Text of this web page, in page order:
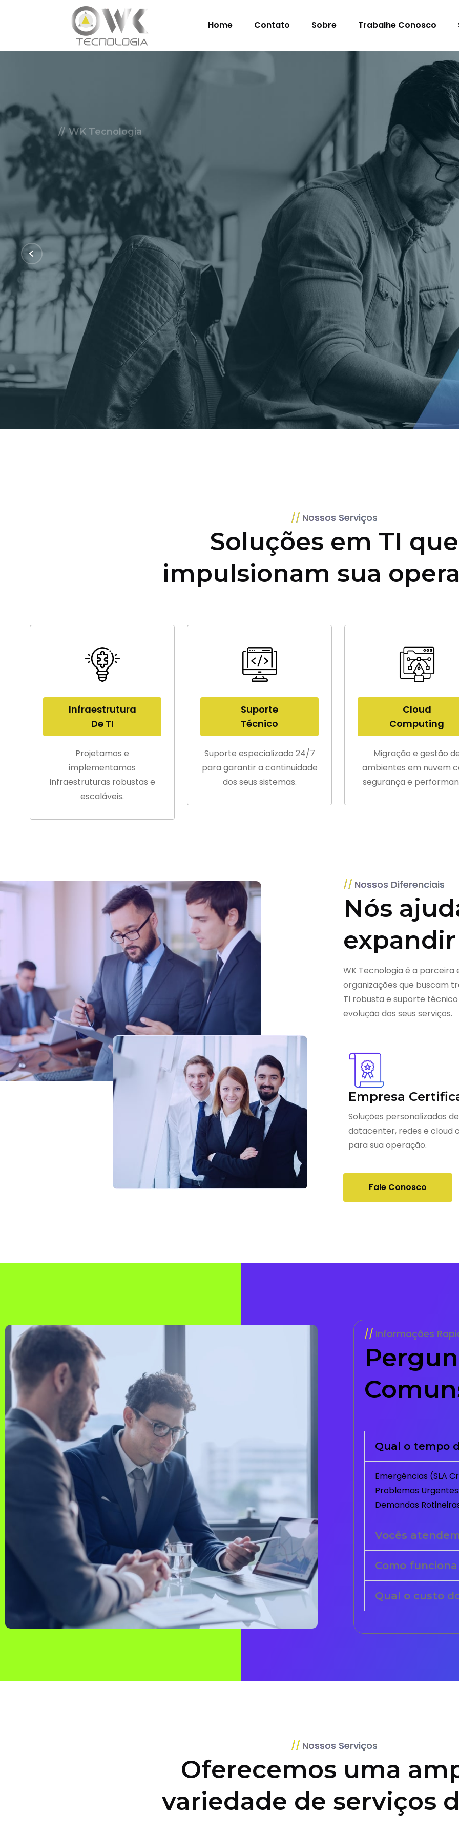
Home Contato Sobre Trabalhe Conosco
WK Tecnologia
Soluções Para
Nuvem.
Certificações: AWS Partner, Microsoft Gold
Fale Conosco
Nossos Serviços
Soluções em TI que
impulsionam sua
Infraestrutura
De TI
Projetamos e
implementamos
infraestruturas robustas e
escaláveis.
Suporte
Técnico
Suporte especializado 24/7
para garantir a continuidade
dos seus sistemas.
Cloud
Computing
Migração e gestão
ambientes em nuvem
segurança e
Nossos Diferenciais
Nós
WK Tecnologia é a
organizações que buscam
TI robusta e suporte
evolução dos seus serviços.
Empresa
Soluções personalizadas de
datacenter, redes e cloud
para sua operação.
Fale Conosco
Informações
Qual o tempo
Emergências (SLA
Problemas
Demandas
Vocês
Como
Qual o custo
Nossos Serviços
Oferecemos uma
variedade de serviços